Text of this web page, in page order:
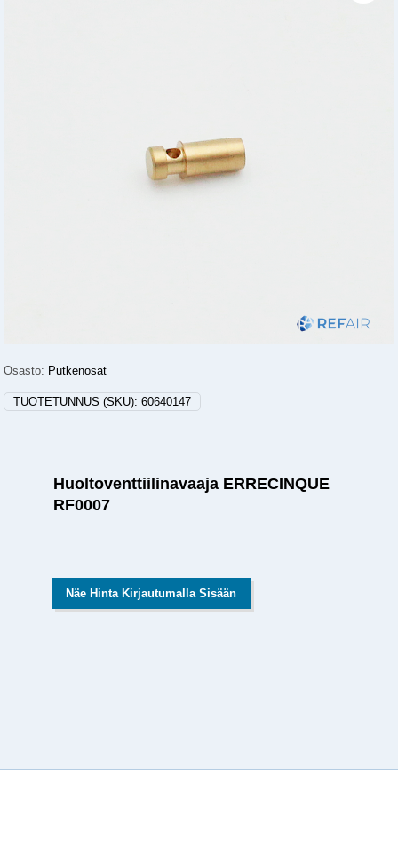
Osasto: Putkenosat
TUOTETUNNUS (SKU):60640147
Huoltoventtiilinavaaja ERRECINQUE
RF0007
Näe Hinta Kirjautumalla Sisään